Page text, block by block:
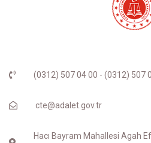
(0312) 507 04 00 - (0312) 507
cte@adalet.gov.tr
Hacı Bayram Mahallesi Agah